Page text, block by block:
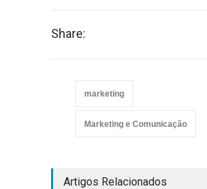
Share:
marketing
Marketing e Comunicação
Artigos Relacionados